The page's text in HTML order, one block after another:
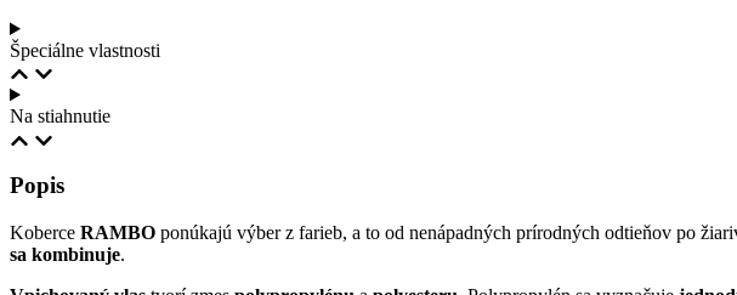
Špeciálne vlastnosti
Na stiahnutie
Popis
Koberce RAMBO ponúkajú výber z farieb, a to od nenápadných prírodných odtieňov po
sa kombinuje.